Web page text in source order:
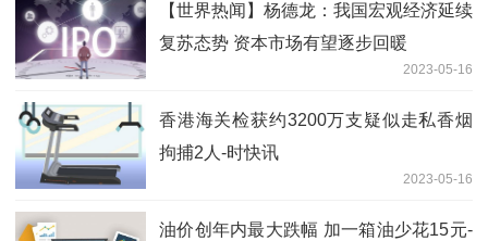
【世界热闻】杨德龙：我国宏观经济延续
复苏态势 资本市场有望逐步回暖
2023-05-16
香港海关检获约3200万支疑似走私香烟
拘捕2人-时快讯
2023-05-16
油价创年内最大跌幅 加一箱油少花15元-